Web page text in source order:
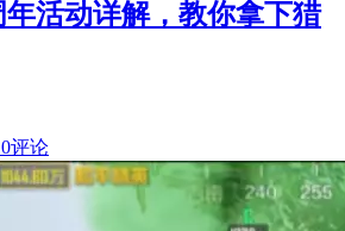
活动详解，教你拿下猎
0评论